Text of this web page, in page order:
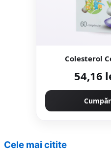
Colesterol
54,16
Cele mai citite